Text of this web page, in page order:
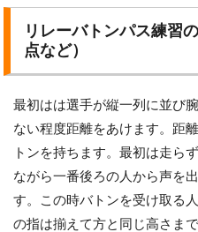
リレーバトンパス練習
点など）
最初はは選手が縦一列に並び
ない程度距離をあけます。距
トンを持ちます。最初は走ら
ながら一番後ろの人から声を
す。この時バトンを受け取る
の指は揃えて方と同じ高さま